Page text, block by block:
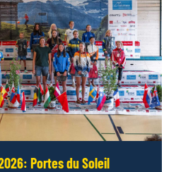
Portes du Soleil